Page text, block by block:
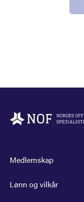
Medlemskap
Lønn og vilkår